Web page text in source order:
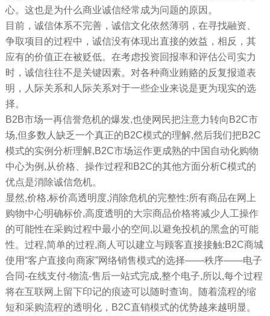
心。这也是为什么商业诚信经常成为问题的原因。
目前，诚信体系不完善，诚信文化依然薄弱，在寻找融资、
争取项目的过程中，诚信没有体现出直接的效益，相反，其
应有的价值正在被贬低。在考虑投资回报率和评估公司实力
时，诚信往往不是关键因素。对各种商业贿赂的反复报道表
明，人际关系和人际关系对于一些企业来说是更为现实的选
择。
B2B市场一再信誉危机的爆发,也使网民把注意力转向B2C市
场,但多数人缺乏一个真正的B2C模式的理解,然后我们把B2C
模式的实例分析理解,B2C市场运作更成熟的中国自动化购物
中心为例,从价格、操作过程和B2C的其他方面分析C模式的
优点是消除诚信危机。
显然,价格,标价高透明度,消除危机的完整性:所有商品在网上
购物中心明确标价,高度透明的大宗商品价格将减少人工操作
的可能性在采购过程中最小的空间,以避免投机的黑盒的可能
性。过程,简单的过程,商人可以建立与顾客直接接触:B2C商城
使用“客户直接向商家”网络销售模式的选择——秩序——电子
合同-在线支付-物流-售后一站式完成,整个电子,所以,每个过程
将在互联网上留下印记的痕迹可以随时查询。随着流程的缩
短和采购流程的透明化，B2C直销模式的优势越来越明显。